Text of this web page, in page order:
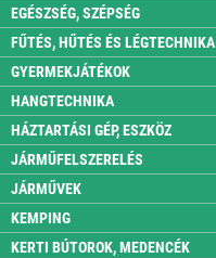
EGÉSZSÉG, SZÉPSÉG
FŰTÉS, HŰTÉS ÉS LÉGTECHNIKA
GYERMEKJÁTÉKOK
HANGTECHNIKA
HÁZTARTÁSI GÉP, ESZKÖZ
JÁRMŰFELSZERELÉS
JÁRMŰVEK
KEMPING
KERTI BÚTOROK, MEDENCÉK